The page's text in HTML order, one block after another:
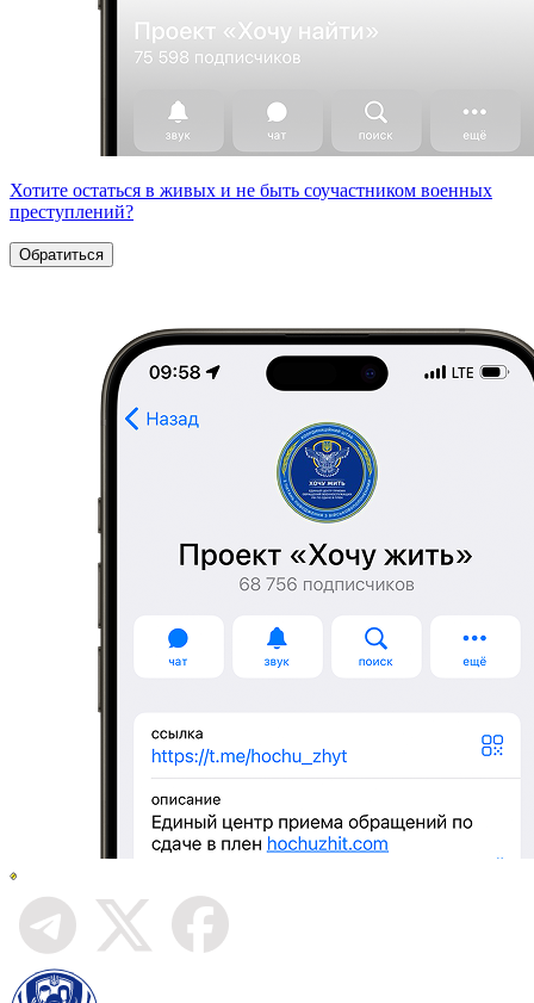
Хотите остаться в живых и не быть соучастником военных
преступлений?
Обратиться